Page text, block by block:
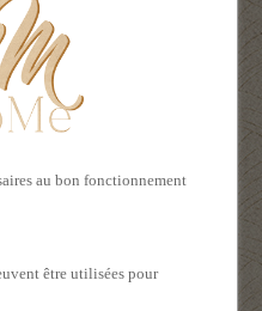
- Vap
au bon fonctionnement
être utilisées pour